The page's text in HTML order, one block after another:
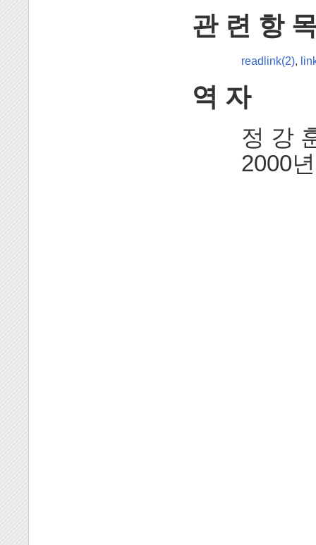
관 련 항
readlink(2),
역 자
정 강
2000